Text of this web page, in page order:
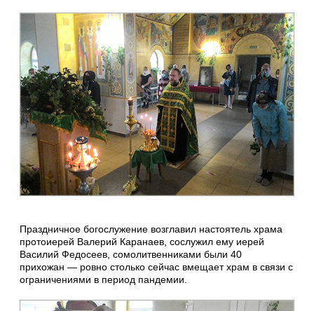
Праздничное богослужение возглавил настоятель храма
протоиерей Валерий Каранаев, сослужил ему иерей
Василий Федосеев, сомолитвенниками были 40
прихожан — ровно столько сейчас вмещает храм в связи с
ограничениями в период пандемии.